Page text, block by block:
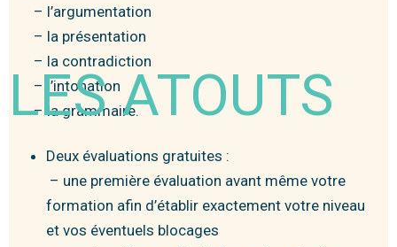
– l’argumentation
– la présentation
– la contradiction
– l’intonation
– la grammaire.
LES ATOUTS
Deux évaluations gratuites :
– une première évaluation avant même votre
formation afin d’établir exactement votre niveau
et vos éventuels blocages